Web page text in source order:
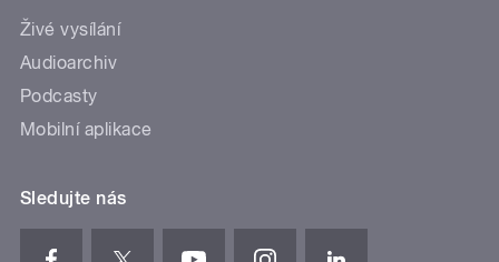
Živé vysílání
Audioarchiv
Podcasty
Mobilní aplikace
Sledujte nás